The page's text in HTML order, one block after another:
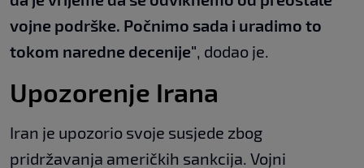
vojne podrške. Počnimo sada i uradimo to
tokom naredne decenije", dodao je.
Upozorenje Irana
Iran je upozorio svoje susjede zbog
pridržavanja američkih sankcija. Vojni